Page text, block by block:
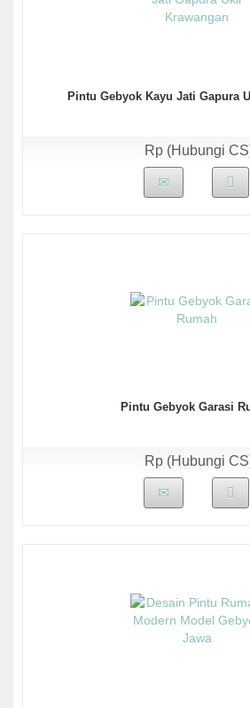
Pintu Gebyok Kayu Jati Gapura
Rp (Hubungi
Pintu Gebyok Garasi
Rp (Hubungi